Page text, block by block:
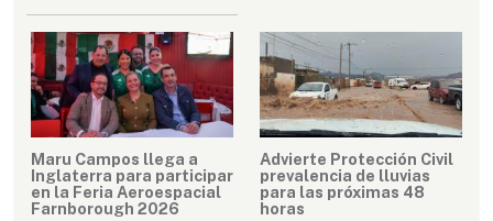
Maru Campos llega a
Inglaterra para participar
en la Feria Aeroespacial
Farnborough 2026
Advierte Protección Civil
prevalencia de lluvias
para las próximas 48
horas